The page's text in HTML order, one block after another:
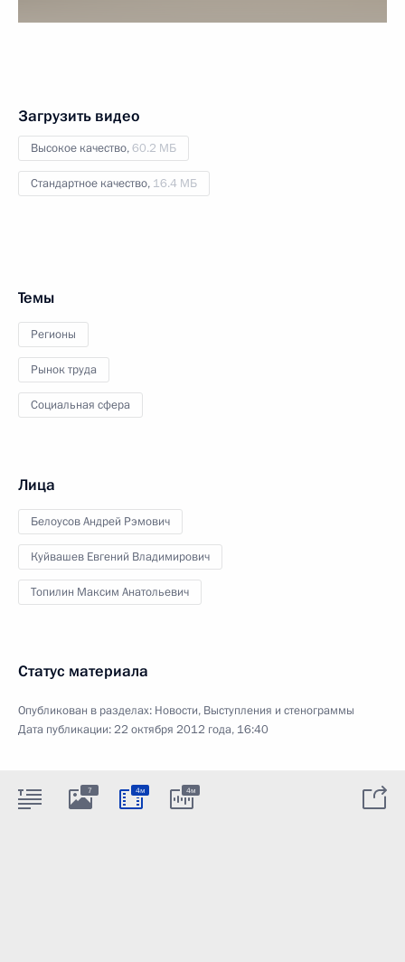
Загрузить видео
Высокое качество,60.2 МБ
Стандартное качество, 16.4 МБ
Темы
Регионы
Рынок труда
Социальная сфера
Лица
Белоусов Андрей Рэмович
Куйвашев Евгений Владимирович
Топилин Максим Анатольевич
Статус материала
Опубликован в разделах: Новости, Выступления и стенограммы
Дата публикации:22 октября 2012 года, 16:40
7 4м 4м